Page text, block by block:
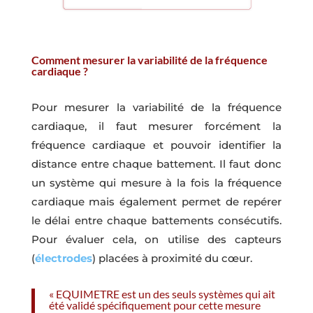
Comment mesurer la variabilité de la fréquence
cardiaque ?
Pour mesurer la variabilité de la fréquence
cardiaque, il faut mesurer forcément la
fréquence cardiaque et pouvoir identifier la
distance entre chaque battement. Il faut donc
un système qui mesure à la fois la fréquence
cardiaque mais également permet de repérer
le délai entre chaque battements consécutifs.
Pour évaluer cela, on utilise des capteurs
(électrodes) placées à proximité du cœur.
« EQUIMETRE est un des seuls systèmes qui ait
été validé spécifiquement pour cette mesure